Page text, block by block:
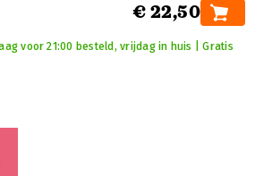
€ 22,50
voor 21:00 besteld, vrijdag in huis | Gratis